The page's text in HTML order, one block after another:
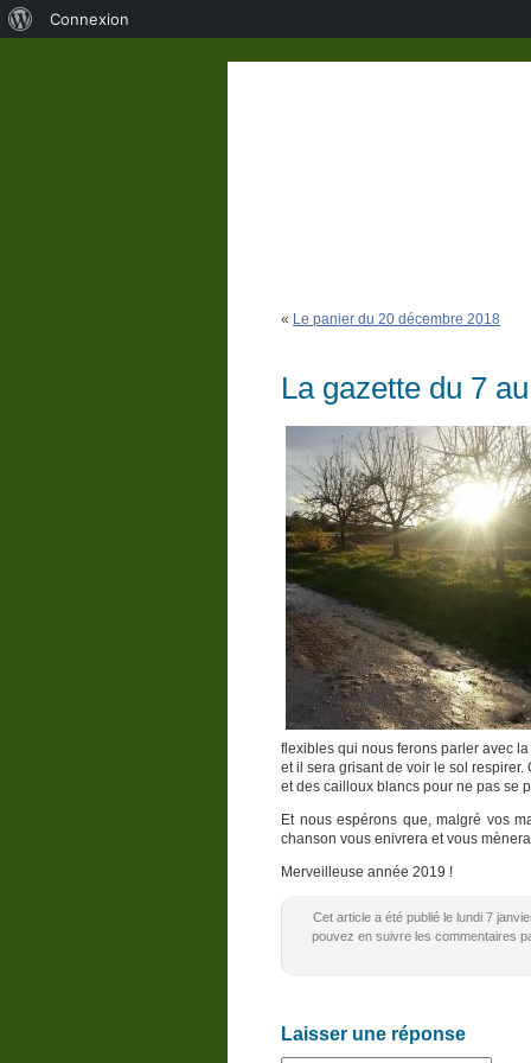
« Le panier du 20 décembre 2018
La gazette du 7
flexibles qui nous ferons parler avec
et il sera grisant de voir le sol
et des cailloux blancs pour ne pas se
Et nous espérons que, malgré vos
chanson vous enivrera et vous
Merveilleuse année 2019 !
Cet article a été publié le lundi 7
pouvez en suivre les commentaires
Laisser une réponse
Connexion